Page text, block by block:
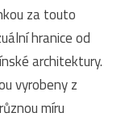
za touto
hranice od
architektury.
vyrobeny z
míru